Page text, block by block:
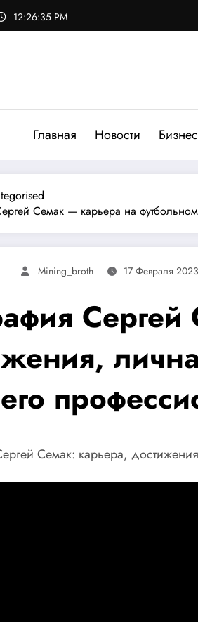
12:26:36 PM
Главная Новости
Семак — карьера на
Mining_broth 17 Февраля 2023